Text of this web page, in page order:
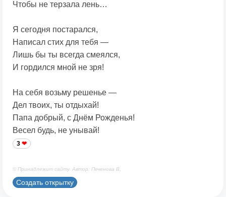
Чтобы не терзала лень…
Я сегодня постарался,
Написал стих для тебя —
Лишь бы ты всегда смеялся,
И гордился мной не зря!
На себя возьму решенье —
Дел твоих, ты отдыхай!
Папа добрый, с Днём Рожденья!
Весел будь, не унывай!
3
© Принадлежит сайту. Автор: Печенова В.
Создать открытку